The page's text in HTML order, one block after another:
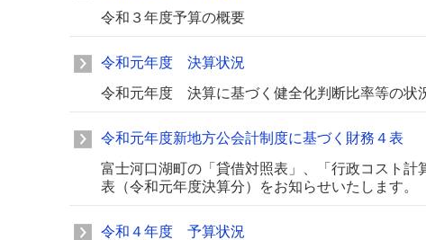
令和３年度予算の概要
令和元年度 決算状況
令和元年度 決算に基づく健全化判断比率等の状
令和元年度新地方公会計制度に基づく財務４表
富士河口湖町の「貸借対照表」、「行政コスト
表（令和元年度決算分）をお知らせいたします。
令和４年度 予算状況